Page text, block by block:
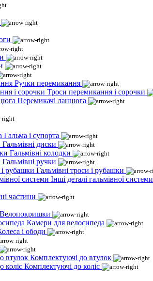
Ручки перемикання
Троси перемикання і сорочки
Перемикачі ланцюга
Гальма і супорта
Гальмівні диски
Гальмівні колодки
Гальмівні ручки
Гальмівні троси і рубашки
Інші деталі гальмівної системи
частини
Велопокришки
Камери для велосипеда
і ободи
Комплектуючі до втулок
Комплектуючі до коліс